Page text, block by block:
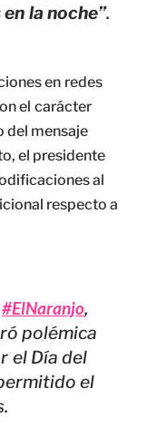
la noche”.
en redes
el carácter
del mensaje
el presidente
al
respecto a
#ElNaranjo,
polémica
el Día del
el